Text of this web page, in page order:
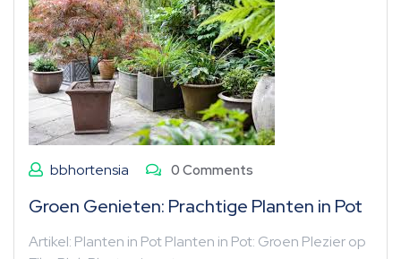
bbhortensia 0 Comments
Groen Genieten: Prachtige Planten in Pot
Artikel: Planten in Pot Planten in Pot: Groen Plezier op